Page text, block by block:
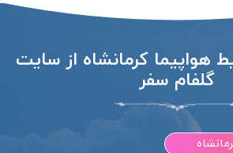
هواپیما کرمانشاه از سایت
گلفام سفر